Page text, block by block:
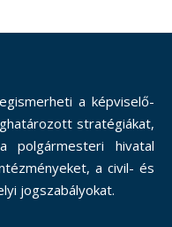
a képviselő-
stratégiákat,
hivatal
a civil- és
jogszabályokat.